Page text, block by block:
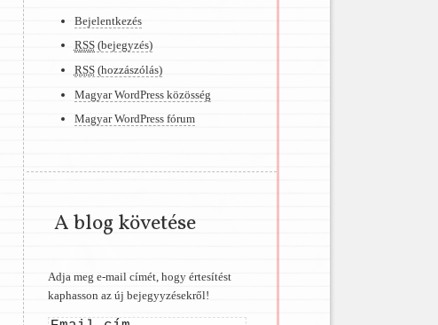
Bejelentkezés
RSS(bejegyzés)
RSS(hozzászólás)
Magyar WordPress közösség
Magyar WordPress fórum
A blog követése
Adja meg e-mail címét, hogy értesítést
kaphasson az új bejegyyzésekről!